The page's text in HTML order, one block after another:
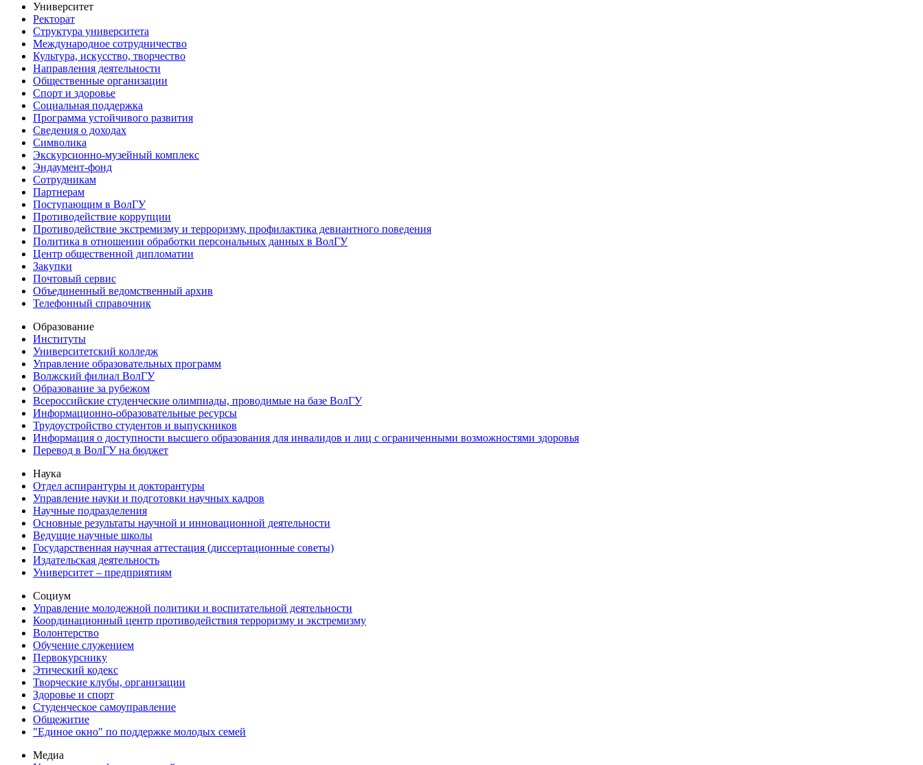
Университет
Ректорат
Структура университета
Международное сотрудничество
Культура, искусство, творчество
Направления деятельности
Общественные организации
Спорт и здоровье
Социальная поддержка
Программа устойчивого развития
Сведения о доходах
Символика
Экскурсионно-музейный комплекс
Эндаумент-фонд
Сотрудникам
Партнерам
Поступающим в ВолГУ
Противодействие коррупции
Противодействие экстремизму и терроризму, профилактика девиантного поведения
Политика в отношении обработки персональных данных в ВолГУ
Центр общественной дипломатии
Закупки
Почтовый сервис
Объединенный ведомственный архив
Телефонный справочник
Образование
Институты
Университетский колледж
Управление образовательных программ
Волжский филиал ВолГУ
Образование за рубежом
Всероссийские студенческие олимпиады, проводимые на базе ВолГУ
Информационно-образовательные ресурсы
Трудоустройство студентов и выпускников
Информация о доступности высшего образования для инвалидов и лиц с ограниченными возможностями здоровья
Перевод в ВолГУ на бюджет
Наука
Отдел аспирантуры и докторантуры
Управление науки и подготовки научных кадров
Научные подразделения
Основные результаты научной и инновационной деятельности
Ведущие научные школы
Государственная научная аттестация (диссертационные советы)
Издательская деятельность
Университет – предприятиям
Социум
Управление молодежной политики и воспитательной деятельности
Координационный центр противодействия терроризму и экстремизму
Волонтерство
Обучение служением
Первокурснику
Этический кодекс
Творческие клубы, организации
Здоровье и спорт
Студенческое самоуправление
Общежитие
"Единое окно" по поддержке молодых семей
Медиа